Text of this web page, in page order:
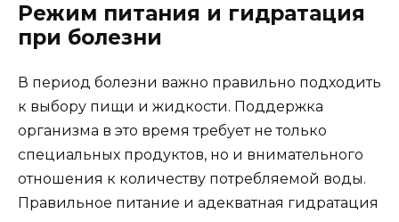
Режим питания и гидратация
при болезни
В период болезни важно правильно подходить
к выбору пищи и жидкости. Поддержка
организма в это время требует не только
специальных продуктов, но и внимательного
отношения к количеству потребляемой воды.
Правильное питание и адекватная гидратация